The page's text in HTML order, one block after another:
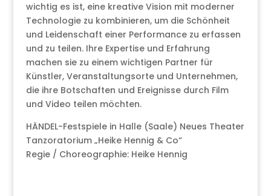
wichtig es ist, eine kreative Vision mit moderner
Technologie zu kombinieren, um die Schönheit
und Leidenschaft einer Performance zu erfassen
und zu teilen. Ihre Expertise und Erfahrung
machen sie zu einem wichtigen Partner für
Künstler, Veranstaltungsorte und Unternehmen,
die ihre Botschaften und Ereignisse durch Film
und Video teilen möchten.
HÄNDEL-Festspiele in Halle (Saale) Neues Theater
Tanzoratorium „Heike Hennig & Co“
Regie / Choreographie: Heike Hennig